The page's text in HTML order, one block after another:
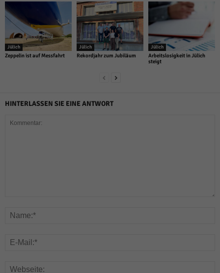
Jülich
Zeppelin ist auf Messfahrt
Jülich
Rekordjahr zum Jubiläum
Jülich
Arbeitslosigkeit in Jülich
steigt
HINTERLASSEN SIE EINE ANTWORT